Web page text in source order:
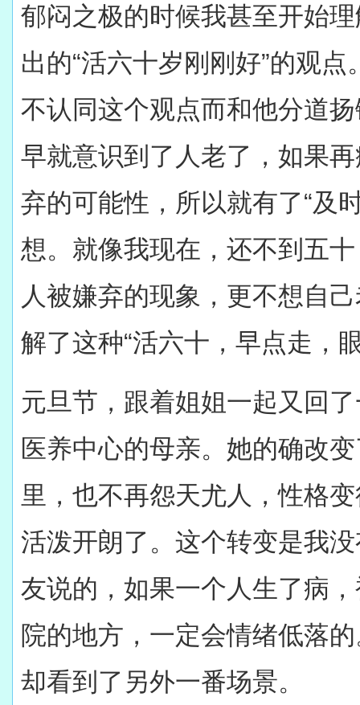
郁闷之极的时候我甚至开始
出的“活六十岁刚刚好”的观
不认同这个观点而和他分道
早就意识到了人老了，如果
弃的可能性，所以就有了“及
想。就像我现在，还不到五
人被嫌弃的现象，更不想自
解了这种“活六十，早点走，
元旦节，跟着姐姐一起又回
医养中心的母亲。她的确改
里，也不再怨天尤人，性格
活泼开朗了。这个转变是我
友说的，如果一个人生了病
院的地方，一定会情绪低落
却看到了另外一番场景。